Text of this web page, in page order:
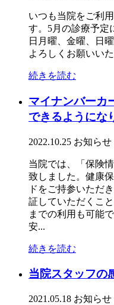
いつも当院をご利
す。5月の診療予定
日月曜、金曜、日
よろしくお願いいた
続きを読む
マイナンバーカ
できるようにな
2022.10.25 お知らせ
当院では、「保険
致しました。健康
ドをご持参いただ
証していただくこ
までの利用も可能
安...
続きを読む
当院スタッフの
2021.05.18 お知らせ